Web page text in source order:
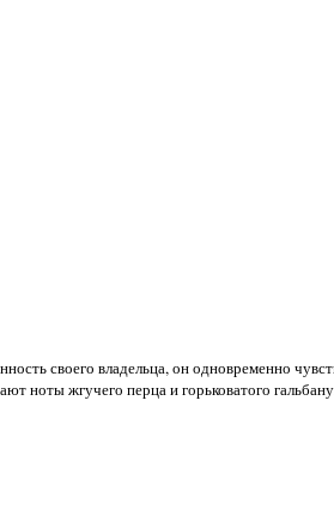
своего владельца, он одновременно
жгучего перца и горьковатого